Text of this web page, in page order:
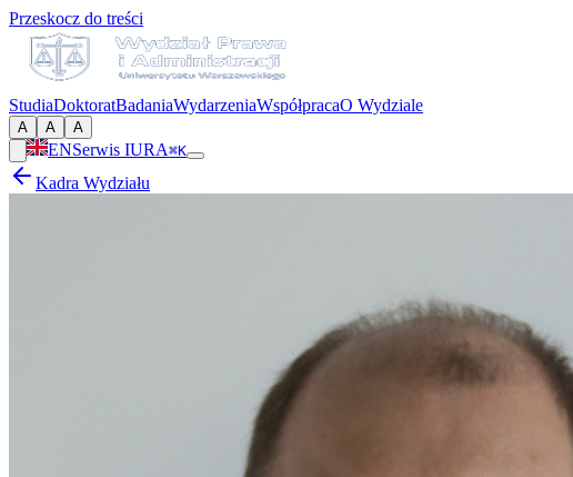
Przeskocz do treści
StudiaDoktoratBadaniaWydarzeniaWspółpracaO Wydziale
A A A
ENSerwis IURA⌘K
Kadra Wydziału